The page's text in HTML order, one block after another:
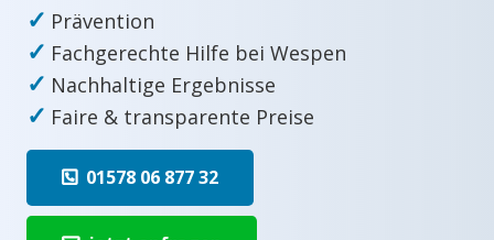
✓ Prävention
✓ Fachgerechte Hilfe bei Wespen
✓ Nachhaltige Ergebnisse
✓ Faire & transparente Preise
01578 06 877 32